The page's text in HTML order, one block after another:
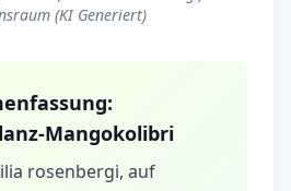
(KI Generiert)
Mangokolibri
rosenbergi, auf